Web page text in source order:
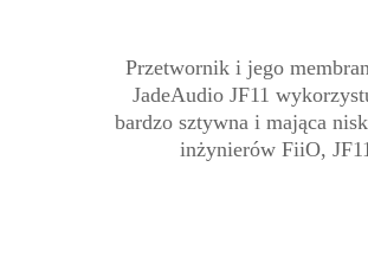
Przetwornik i jego
JadeAudio JF11
bardzo sztywna i mająca
inżynierów FiiO,